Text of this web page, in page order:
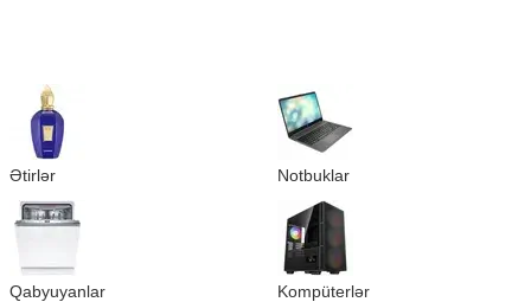
Ətirlər Notbuklar
Qabyuyanlar Kompüterlər